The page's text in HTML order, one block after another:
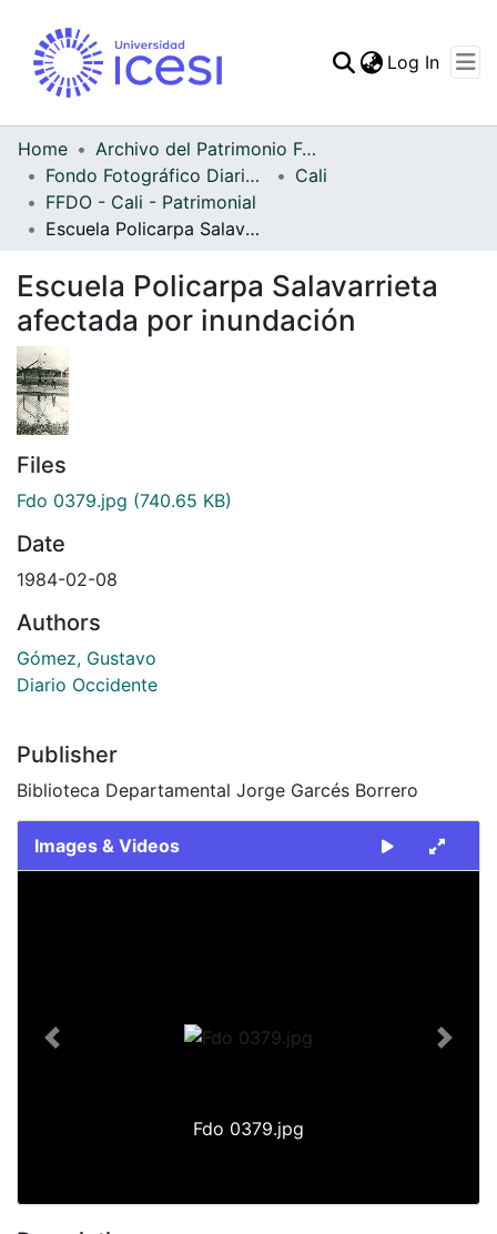
Statistics
Log In
Home
Archivo del Patrimonio Fotográfico y Fílmico del Valle del Cauca
Fondo Fotográfico Diario Occidente
Cali
FFDO - Cali - Patrimonial
Escuela Policarpa Salavarrieta afectada por inundación
Escuela Policarpa Salavarrieta
afectada por inundación
Files
Fdo 0379.jpg (740.65 KB)
Date
1984-02-08
Authors
Gómez, Gustavo
Diario Occidente
Publisher
Biblioteca Departamental Jorge Garcés Borrero
Images & Videos
Fdo 0379.jpg
Previous Next